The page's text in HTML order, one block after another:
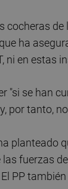
cocheras
ha
ni en estas
"si se han
por tanto,
planteado
fuerzas
PP